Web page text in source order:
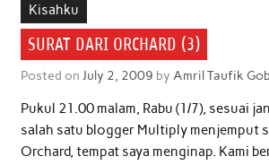
Kisahku
SURAT DARI ORCHARD (3)
Posted on July 2, 2009 by Amril Taufik
Pukul 21.00 malam, Rabu (1/7), sesuai
salah satu blogger Multiply menjemput
Orchard, tempat saya menginap. Kami